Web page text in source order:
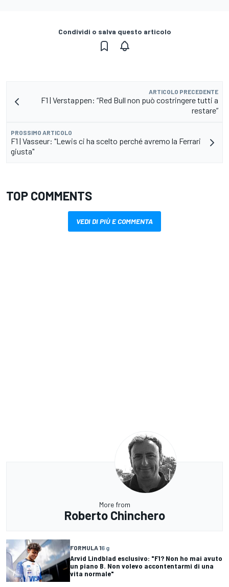
Condividi o salva questo articolo
ARTICOLO PRECEDENTE
F1 | Verstappen: “Red Bull non può costringere tutti a
restare”
PROSSIMO ARTICOLO
F1 | Vasseur: "Lewis ci ha scelto perché avremo la Ferrari
giusta"
TOP COMMENTS
VEDI DI PIÙ E COMMENTA
More from
Roberto Chinchero
FORMULA 16 g
Arvid Lindblad esclusivo: "F1? Non ho mai avuto
un piano B. Non volevo accontentarmi di una
vita normale"